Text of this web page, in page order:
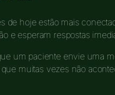
de hoje estão mais
e esperam respostas
um paciente envie uma
que muitas vezes não